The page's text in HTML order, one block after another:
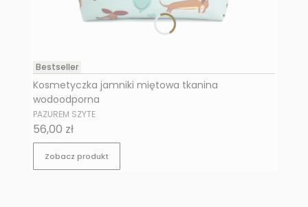
Bestseller
Kosmetyczka jamniki miętowa tkanina
wodoodporna
PRODUCENT
PAZUREM SZYTE
Cena
56,00 zł
Zobacz produkt